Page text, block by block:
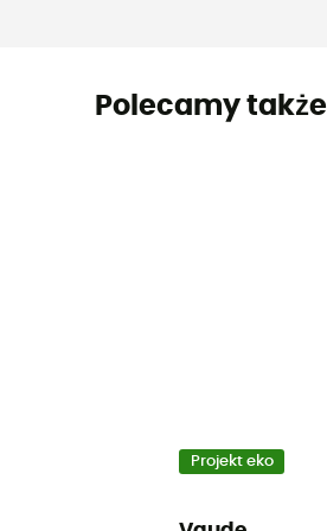
Polecamy także
Projekt eko